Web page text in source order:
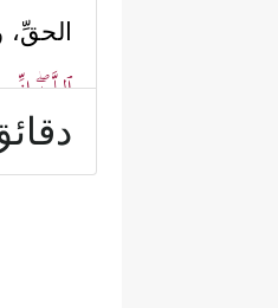
الحقِّ،
ٱلـلَّــهِۖ